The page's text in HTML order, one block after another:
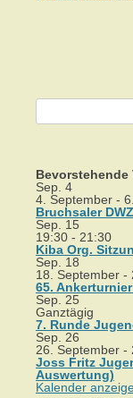
Bevorstehende
Sep. 4
4. September -
Bruchsaler
Sep. 15
19:30 - 21:30
Kiba Org.
Sep. 18
18. September -
65.
Sep. 25
Ganztägig
7. Runde
Sep. 26
26. September -
Joss Fritz
Auswertung)
Kalender